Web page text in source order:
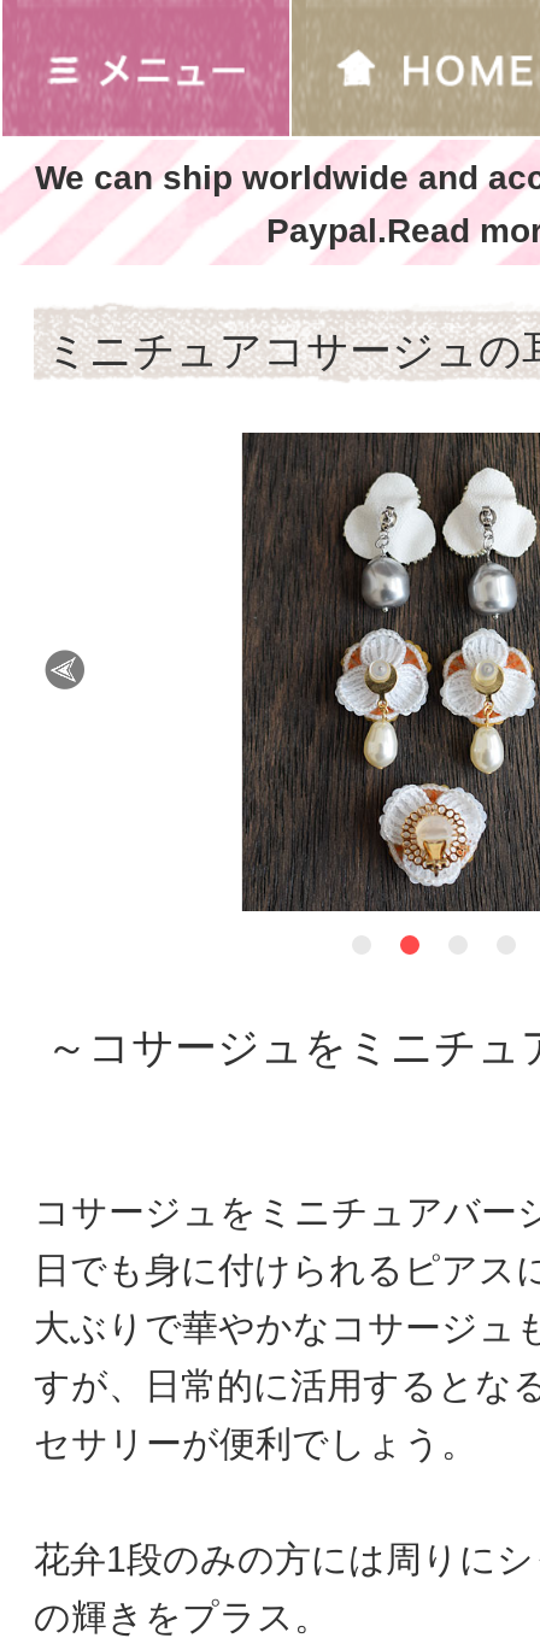
We can ship worldwide and
Paypal.Read
ミニチュアコサージュの
～コサージュをミニチュ
コサージュをミニチュアバー
日でも身に付けられるピアス
大ぶりで華やかなコサージュ
すが、日常的に活用するとな
セサリーが便利でしょう。
花弁1段のみの方には周りに
の輝きをプラス。